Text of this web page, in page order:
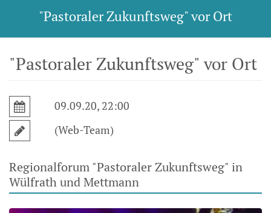
"Pastoraler Zukunftsweg" vor Ort
"Pastoraler Zukunftsweg" vor Ort
09.09.20, 22:00
(Web-Team)
Regionalforum "Pastoraler Zukunftsweg" in
Wülfrath und Mettmann